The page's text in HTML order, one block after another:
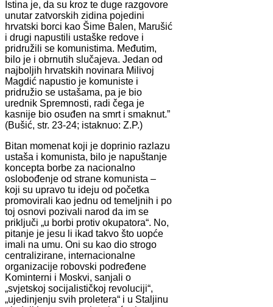
Istina je, da su kroz te duge razgovore
unutar zatvorskih zidina pojedini
hrvatski borci kao Šime Balen, Marušić
i drugi napustili ustaške redove i
pridružili se komunistima. Međutim,
bilo je i obrnutih slučajeva. Jedan od
najboljih hrvatskih novinara Milivoj
Magdić napustio je komuniste i
pridružio se ustašama, pa je bio
urednik Spremnosti, radi čega je
kasnije bio osuđen na smrt i smaknut.”
(Bušić, str. 23-24; istaknuo: Z.P.)
Bitan momenat koji je doprinio razlazu
ustaša i komunista, bilo je napuštanje
koncepta borbe za nacionalno
oslobođenje od strane komunista –
koji su upravo tu ideju od početka
promovirali kao jednu od temeljnih i po
toj osnovi pozivali narod da im se
priključi „u borbi protiv okupatora“. No,
pitanje je jesu li ikad takvo što uopće
imali na umu. Oni su kao dio strogo
centralizirane, internacionalne
organizacije robovski podređene
Kominterni i Moskvi, sanjali o
„svjetskoj socijalističkoj revoluciji“,
„ujedinjenju svih proletera“ i u Staljinu